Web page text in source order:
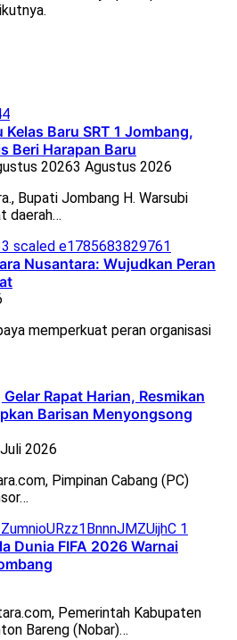
Baru SRT 1 Jombang,
Beri Harapan Baru
20263 Agustus 2026
Bupati Jombang H. Warsubi
daerah…
Nusantara: Wujudkan Peran
memperkuat peran organisasi
Rapat Harian, Resmikan
Barisan Menyongsong
2026
Pimpinan Cabang (PC)
Dunia FIFA 2026 Warnai
Pemerintah Kabupaten
Bareng (Nobar)…